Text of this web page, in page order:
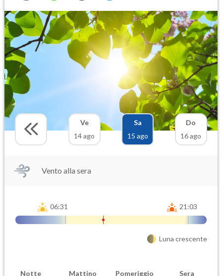
Ve
14 ago
Sa
15 ago
Do
16 ago
Vento alla sera
06:31 21:03
Luna crescente
Notte Mattino Pomeriggio Sera